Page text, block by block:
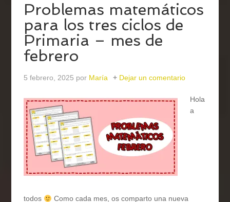
Problemas matemáticos
para los tres ciclos de
Primaria – mes de
febrero
5 febrero, 2025 por María Dejar un comentario
Hola
a
todos Como cada mes, os comparto una nueva